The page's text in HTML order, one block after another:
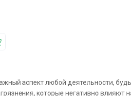
аспект любой деятельности,
которые негативно влияют